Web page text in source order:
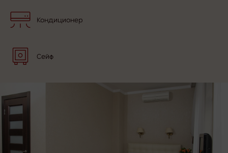
Кондиционер
Сейф